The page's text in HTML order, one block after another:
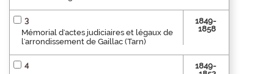
3
Mémorial d'actes judiciaires et légaux de
l'arrondissement de Gaillac (Tarn)
1849-
1858
4
1849-